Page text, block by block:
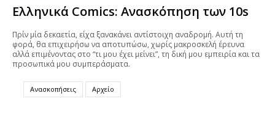
Ελληνικά Comics: Ανασκόπηση των 10s
Πρίν μία δεκαετία, είχα ξανακάνει αντίστοιχη αναδρομή. Αυτή τη
φορά, θα επιχειρήσω να αποτυπώσω, χωρίς μακροσκελή έρευνα
αλλά επιμένοντας στο “τι μου έχει μείνει”, τη δική μου εμπειρία και τα
προσωπικά μου συμπεράσματα.
Ανασκοπήσεις Αρχείο